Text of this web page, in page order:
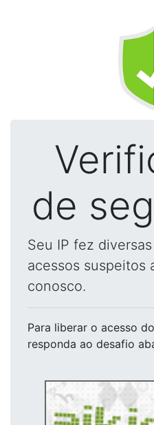
de
Seu IP fez
acessos suspeitos
conosco.
Para liberar o acesso
responda ao desafio